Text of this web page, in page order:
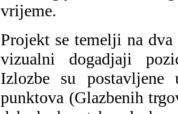
vrijeme.
Projekt se temelji na
vizualni dogadjaji
Izlozbe su
punktova (Glazbenih